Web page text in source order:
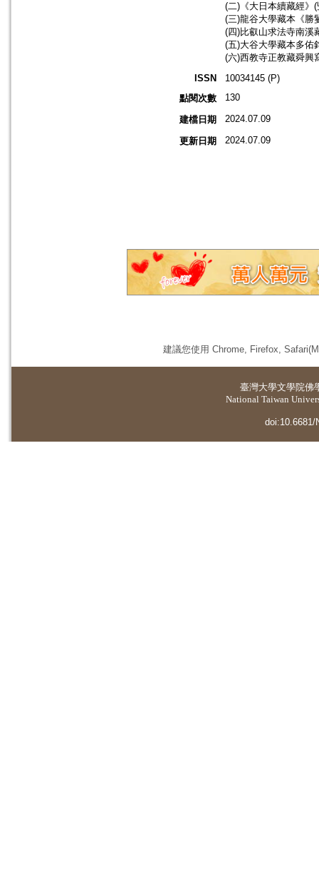
(二)《大日本續藏經》
(三)龍谷大學藏本《勝
(四)比叡山求法寺南溪
(五)大谷大學藏本多佑
(六)西教寺正教藏舜興
ISSN
10034145 (P)
點閱次數
130
建檔日期 2024.07.09
更新日期 2024.07.09
建議您使用 Chrome, Firefox,
臺灣大學文學院佛
National Taiwan
doi:10.6681/